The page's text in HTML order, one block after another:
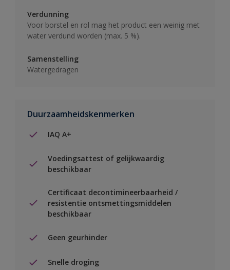
Verdunning
Voor borstel en rol mag het product een weinig met
water verdund worden (max. 5 %).
Samenstelling
Watergedragen
Duurzaamheidskenmerken
IAQ A+
Voedingsattest of gelijkwaardig
beschikbaar
Certificaat decontimineerbaarheid /
resistentie ontsmettingsmiddelen
beschikbaar
Geen geurhinder
Snelle droging